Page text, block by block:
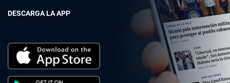
DESCARGA LA APP